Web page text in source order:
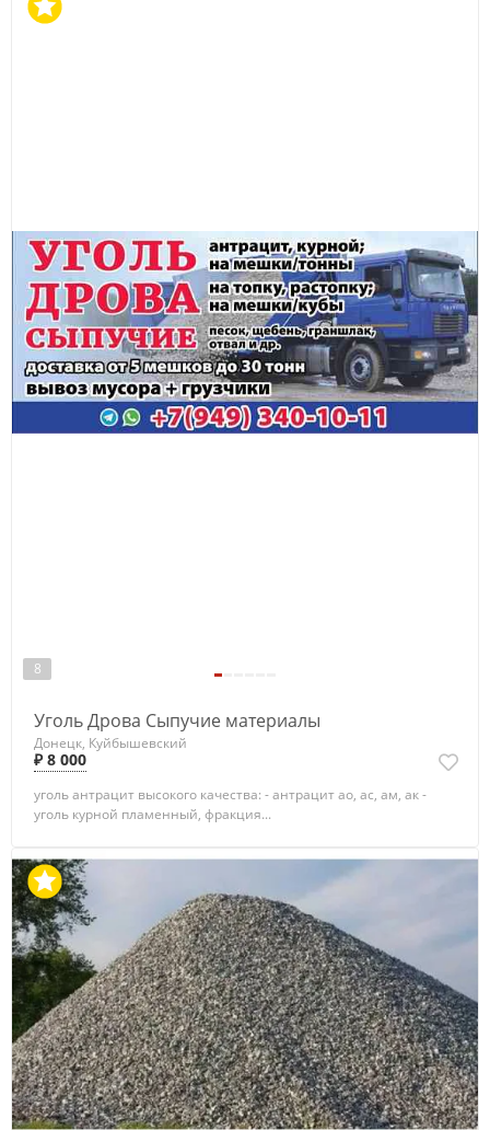
8
Уголь Дрова Сыпучие материалы
Донецк, Куйбышевский
₽ 8 000
уголь антрацит высокого качества: - антрацит ао, ас, ам, ак -
уголь курной пламенный, фракция...